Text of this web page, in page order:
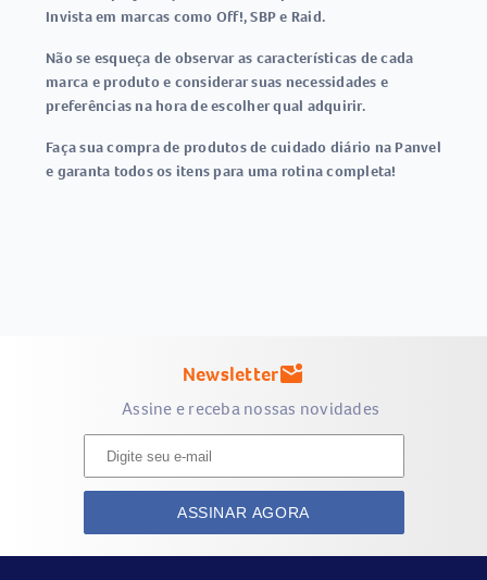
Invista em marcas como Off!, SBP e Raid.
Não se esqueça de observar as características de cada
marca e produto e considerar suas necessidades e
preferências na hora de escolher qual adquirir.
Faça sua compra de produtos de cuidado diário na Panvel
e garanta todos os itens para uma rotina completa!
Newslettermark_email_unread
Assine e receba nossas novidades
ASSINAR AGORA